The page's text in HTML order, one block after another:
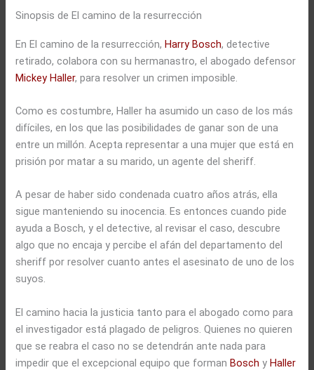
Sinopsis de El camino de la resurrección
En El camino de la resurrección,Harry Bosch, detective
retirado, colabora con su hermanastro, el abogado defensor
Mickey Haller, para resolver un crimen imposible.
Como es costumbre, Haller ha asumido un caso de los más
difíciles, en los que las posibilidades de ganar son de una
entre un millón. Acepta representar a una mujer que está en
prisión por matar a su marido, un agente del sheriff.
A pesar de haber sido condenada cuatro años atrás, ella
sigue manteniendo su inocencia. Es entonces cuando pide
ayuda a Bosch, y el detective, al revisar el caso, descubre
algo que no encaja y percibe el afán del departamento del
sheriff por resolver cuanto antes el asesinato de uno de los
suyos.
El camino hacia la justicia tanto para el abogado como para
el investigador está plagado de peligros. Quienes no quieren
que se reabra el caso no se detendrán ante nada para
impedir que el excepcional equipo que formanBosch yHaller